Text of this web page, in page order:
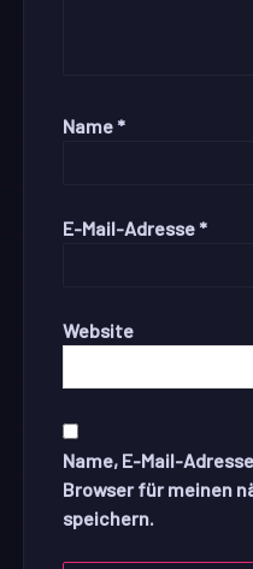
Name *
E-Mail-Adresse *
Website
Name, E-Mail-
Browser für meinen
speichern.